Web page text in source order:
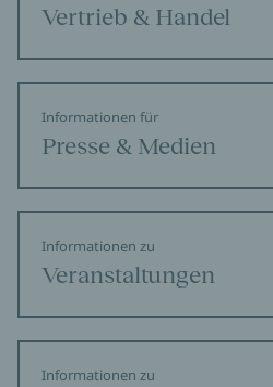
Vertrieb & Handel
Informationen für
Presse & Medien
Informationen zu
Veranstaltungen
Informationen zu